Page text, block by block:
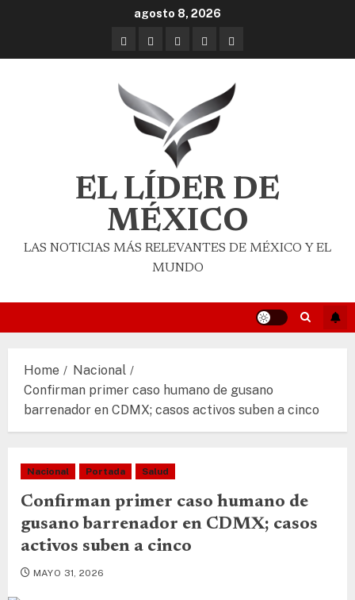
agosto 8, 2026
EL LÍDER DE
MÉXICO
LAS NOTICIAS MÁS RELEVANTES DE MÉXICO Y EL
MUNDO
Home
Nacional
Confirman primer caso humano de gusano
barrenador en CDMX; casos activos suben a cinco
Nacional Portada Salud
Confirman primer caso humano de
gusano barrenador en CDMX; casos
activos suben a cinco
MAYO 31, 2026